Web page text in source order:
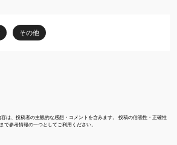
その他
は、投稿者の主観的な感想・コメントを含みます。 投稿の信憑性・正確性
で参考情報の一つとしてご利用ください。